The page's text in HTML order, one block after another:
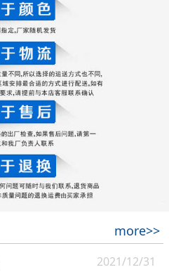
more>>
2021/12/31